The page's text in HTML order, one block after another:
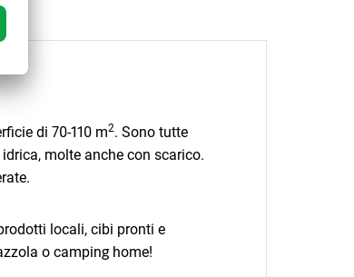
di 70-110 m2. Sono tutte
molte anche con scarico.
locali, cibi pronti e
o camping home!